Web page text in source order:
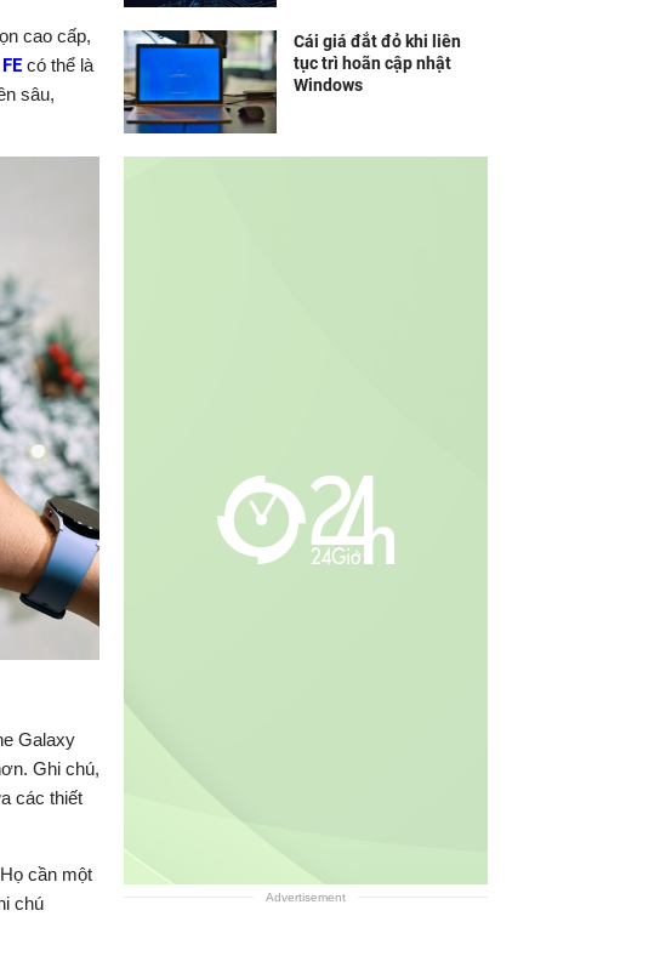
cao cấp,
có thể là
sâu,
Galaxy
Ghi chú,
các thiết
cần một
chú
Cái giá đắt đỏ khi liên
tục trì hoãn cập nhật
Windows
Advertisement